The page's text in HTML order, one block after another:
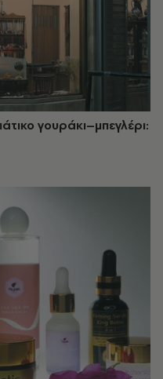
γουράκι–μπεγλέρι: